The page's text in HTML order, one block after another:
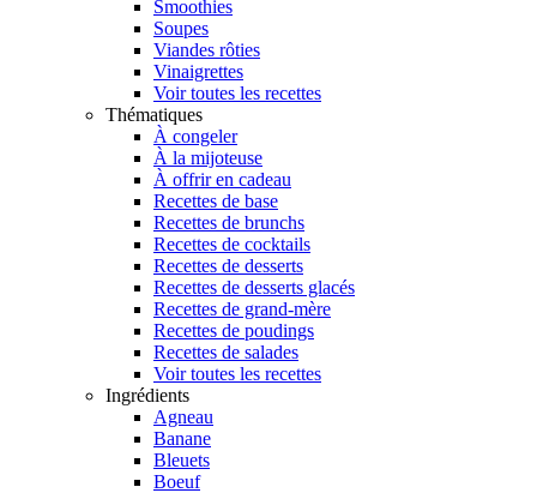
Smoothies
Soupes
Viandes rôties
Vinaigrettes
Voir toutes les recettes
Thématiques
À congeler
À la mijoteuse
À offrir en cadeau
Recettes de base
Recettes de brunchs
Recettes de cocktails
Recettes de desserts
Recettes de desserts glacés
Recettes de grand-mère
Recettes de poudings
Recettes de salades
Voir toutes les recettes
Ingrédients
Agneau
Banane
Bleuets
Boeuf